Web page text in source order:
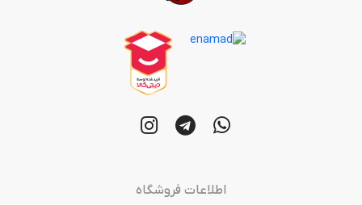
اطلاعات فروشگاه